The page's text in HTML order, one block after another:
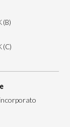
(B)
(C)